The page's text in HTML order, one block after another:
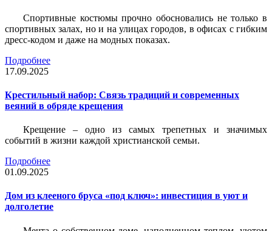
Спортивные костюмы прочно обосновались не только в
спортивных залах, но и на улицах городов, в офисах с гибким
дресс-кодом и даже на модных показах.
Подробнее
17.09.2025
Крестильный набор: Связь традиций и современных
веяний в обряде крещения
Крещение – одно из самых трепетных и значимых
событий в жизни каждой христианской семьи.
Подробнее
01.09.2025
Дом из клееного бруса «под ключ»: инвестиция в уют и
долголетие